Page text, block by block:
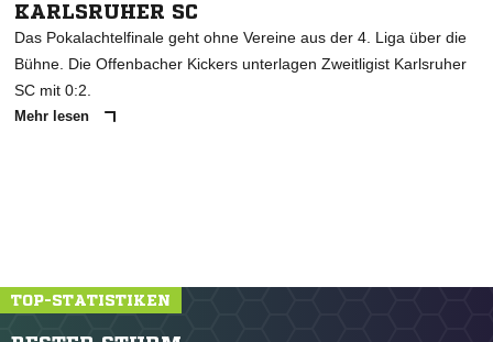
KARLSRUHER SC
Das Pokalachtelfinale geht ohne Vereine aus der 4. Liga über die
Bühne. Die Offenbacher Kickers unterlagen Zweitligist Karlsruher
SC mit 0:2.
Mehr lesen
TOP-STATISTIKEN